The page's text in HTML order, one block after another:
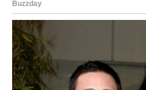
Karma joj vraća dostojanstvo i